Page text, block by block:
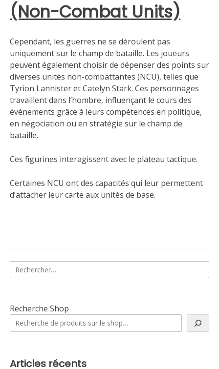
(Non-Combat Units)
Cependant, les guerres ne se déroulent pas
uniquement sur le champ de bataille. Les joueurs
peuvent également choisir de dépenser des points sur
diverses unités non-combattantes (NCU), telles que
Tyrion Lannister et Catelyn Stark. Ces personnages
travaillent dans l’hombre, influençant le cours des
événements grâce à leurs compétences en politique,
en négociation ou en stratégie sur le champ de
bataille.
Ces figurines interagissent avec le plateau tactique.
Certaines NCU ont des capacités qui leur permettent
d’attacher leur carte aux unités de base.
Rechercher :
Recherche Shop
Articles récents